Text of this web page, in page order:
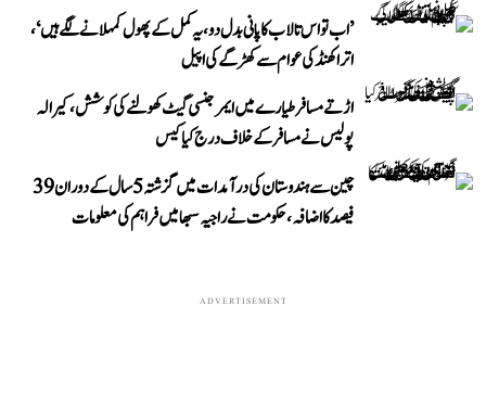
’اب تو اس تالاب کا پانی بدل دو، یہ کمل کے پھول کمہلانے لگے ہیں‘،
اتراکھنڈ کی عوام سے کھڑگے کی اپیل
اڑتے مسافر طیارے میں ایمرجنسی گیٹ کھولنے کی کوشش، کیرالہ
پولیس نے مسافر کے خلاف درج کیا کیس
چین سے ہندوستان کی درآمدات میں گزشتہ 5 سال کے دوران 39
فیصد کا اضافہ، حکومت نے راجیہ سبھا میں فراہم کی معلومات
ADVERTISEMENT